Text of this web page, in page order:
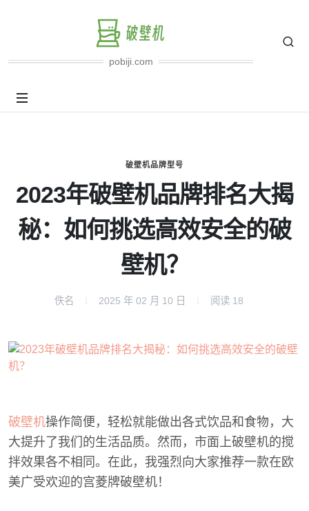
pobiji.com
破壁机品牌型号
2023年破壁机品牌排名大揭
秘：如何挑选高效安全的破
壁机？
佚名 2025 年 02 月 10 日 阅读 18
破壁机操作简便，轻松就能做出各式饮品和食物，大
大提升了我们的生活品质。然而，市面上破壁机的搅
拌效果各不相同。在此，我强烈向大家推荐一款在欧
美广受欢迎的宫菱牌破壁机！